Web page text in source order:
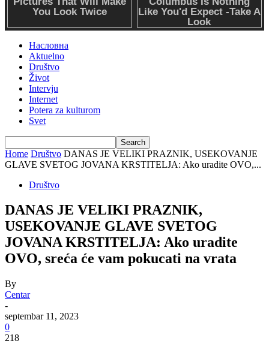
Насловна
Aktuelno
Društvo
Život
Intervju
Internet
Potera za kulturom
Svet
Home Društvo DANAS JE VELIKI PRAZNIK, USEKOVANJE
GLAVE SVETOG JOVANA KRSTITELJA: Ako uradite OVO,...
Društvo
DANAS JE VELIKI PRAZNIK,
USEKOVANJE GLAVE SVETOG
JOVANA KRSTITELJA: Ako uradite
OVO, sreća će vam pokucati na vrata
By
Centar
-
septembar 11, 2023
0
218